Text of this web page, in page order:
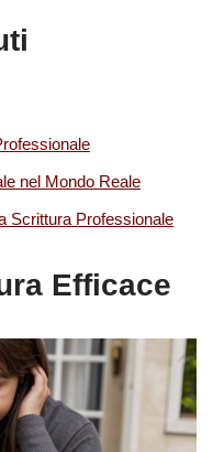
nel Mondo Reale
Scrittura Professionale
Efficace